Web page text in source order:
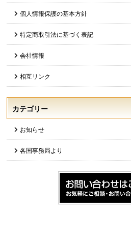
個人情報保護の基本方針
特定商取引法に基づく表記
会社情報
相互リンク
カテゴリー
お知らせ
各国事務局より